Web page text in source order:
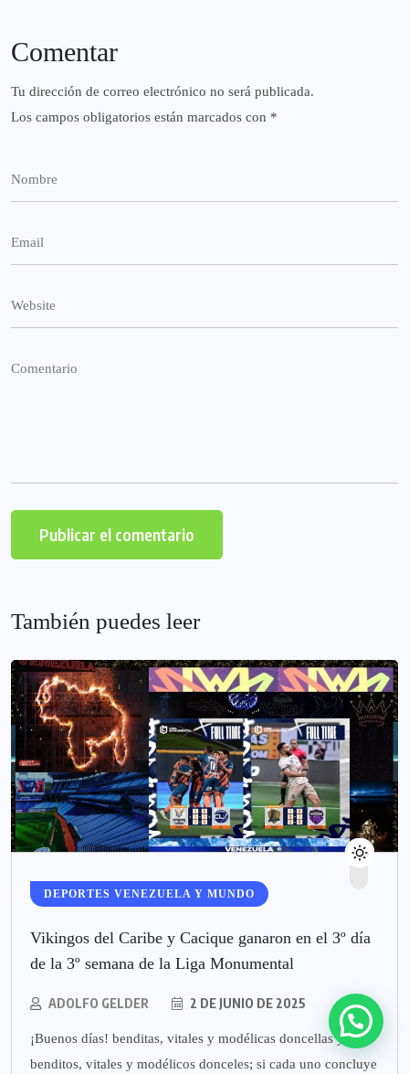
Comentar
Tu dirección de correo electrónico no será publicada.
Los campos obligatorios están marcados con *
También puedes leer
DEPORTES VENEZUELA Y MUNDO
Vikingos del Caribe y Cacique ganaron en el 3º día
de la 3º semana de la Liga Monumental
ADOLFO GELDER 2 DE JUNIO DE 2025
¡Buenos días! benditas, vitales y modélicas doncellas y
benditos, vitales y modélicos donceles; si cada uno concluye